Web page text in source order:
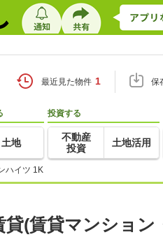
最近見た物件 1 保
土地
投資する
不動産
投資
土地活用
ハイツ 1K
(賃貸マンション